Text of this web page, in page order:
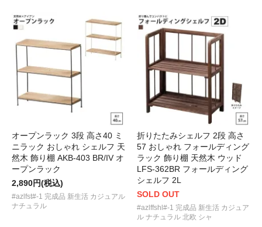
オープンラック 3段 高さ40 ミ
ニラック おしゃれ シェルフ 天
然木 飾り棚 AKB-403 BR/IV オ
ープンラック
2,890円(税込)
#azlfst#-1 完成品 新生活 カジュアル
ナチュラル
折りたたみシェルフ 2段 高さ
57 おしゃれ フォールディング
ラック 飾り棚 天然木 ウッド
LFS-362BR フォールディング
シェルフ 2L
SOLD OUT
#azlffshl#-1 完成品 新生活 カジュア
ル ナチュラル 北欧 シャ